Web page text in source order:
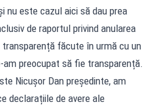
nu este cazul aici să dau prea
de raportul privind anularea
făcute în urmă cu un
am preocupat să fie transparență.
Nicușor Dan președinte, am
declarațiile de avere ale